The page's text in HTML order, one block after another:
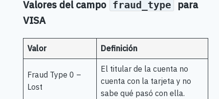
Valores del campo fraud_type
para
VISA
Valor Definición
Fraud Type 0 –
Lost
El titular de la cuenta no
cuenta con la tarjeta y no
sabe qué pasó con ella.